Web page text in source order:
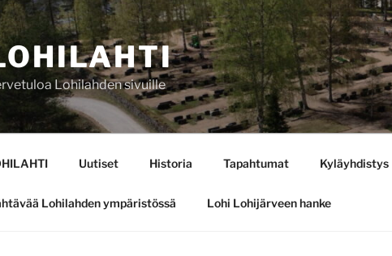
Lohilahden sivuille
Uutiset Historia Tapahtumat Kyläyhdistys
Lohilahden ympäristössä Lohi Lohijärveen hanke